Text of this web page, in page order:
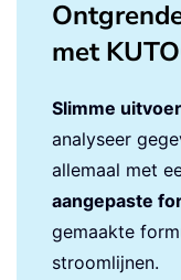
met
Slimme
analyseer
allemaal met
aangepaste
gemaakte
stroomlijnen.